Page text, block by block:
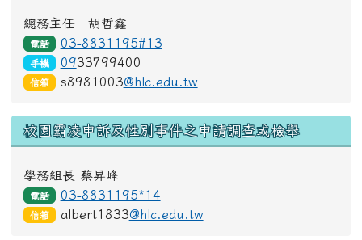
總務主任 胡哲鑫
電話 03-8831195#13
手機 0933799400
信箱 s8981003@hlc.edu.tw
校園霸凌申訴及性別事件之申請調查或檢舉
學務組長 蔡昇峰
電話 03-8831195*14
信箱 albert1833@hlc.edu.tw